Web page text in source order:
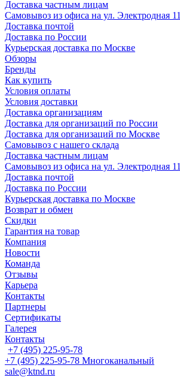
Доставка частным лицам
Самовывоз из офиса на ул. Электродная 11
Доставка почтой
Доставка по России
Курьерская доставка по Москве
Обзоры
Бренды
Как купить
Условия оплаты
Условия доставки
Доставка организациям
Доставка для организаций по России
Доставка для организаций по Москве
Самовывоз с нашего склада
Доставка частным лицам
Самовывоз из офиса на ул. Электродная 11
Доставка почтой
Доставка по России
Курьерская доставка по Москве
Возврат и обмен
Скидки
Гарантия на товар
Компания
Новости
Команда
Отзывы
Карьера
Контакты
Партнеры
Сертификаты
Галерея
Контакты
+7 (495) 225-95-78
+7 (495) 225-95-78 Многоканальный
sale@ktnd.ru